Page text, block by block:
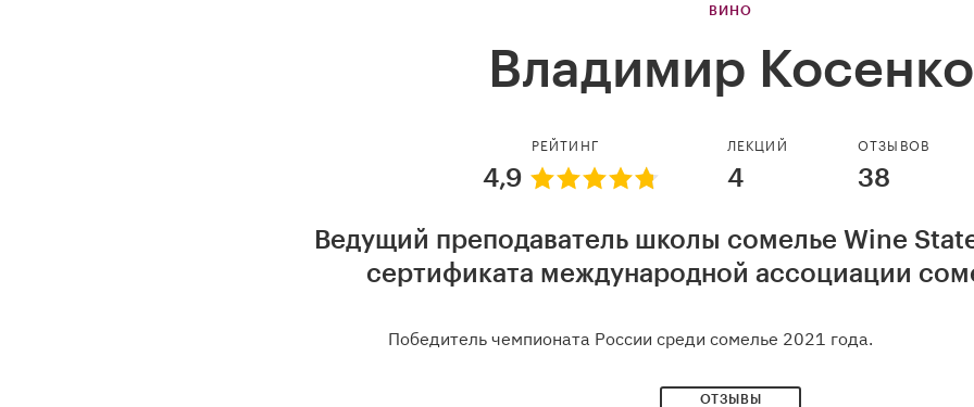
ВИНО
Владимир Косенко
РЕЙТИНГ
4,9
ЛЕКЦИЙ
4
ОТЗЫВОВ
38
Ведущий преподаватель школы сомелье Wine
сертификата международной ассоциации
Победитель чемпионата России среди сомелье 2021 года.
ОТЗЫВЫ